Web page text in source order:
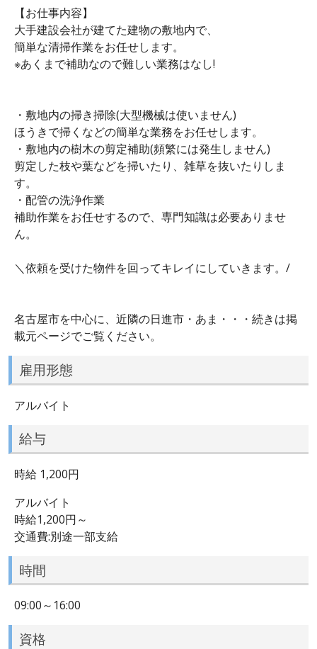
【お仕事内容】
大手建設会社が建てた建物の敷地内で、
簡単な清掃作業をお任せします。
※あくまで補助なので難しい業務はなし!
・敷地内の掃き掃除(大型機械は使いません)
ほうきで掃くなどの簡単な業務をお任せします。
・敷地内の樹木の剪定補助(頻繁には発生しません)
剪定した枝や葉などを掃いたり、雑草を抜いたりしま
す。
・配管の洗浄作業
補助作業をお任せするので、専門知識は必要ありませ
ん。
＼依頼を受けた物件を回ってキレイにしていきます。/
名古屋市を中心に、近隣の日進市・あま・・・続きは掲
載元ページでご覧ください。
雇用形態
アルバイト
給与
時給 1,200円
アルバイト
時給1,200円～
交通費:別途一部支給
時間
09:00～16:00
資格